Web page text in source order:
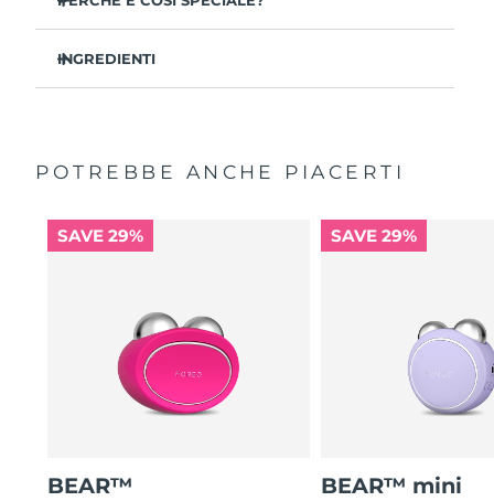
un’efficacia clinicamente testata.
Aumenta l’idratazione cutanea del 46% in 2 ore con
Formula nutriente con 5 forme di acido ialuronico,
INGREDIENTI
Caprylyl Glycol, Carbomer, Tromethamine, Hydrogenated
Sodium Hyaluronate Crosspolymer, Hydrolyzed
Glycosaminoglycans, Potassium Phosphate, Sodium
POTREBBE ANCHE PIACERTI
SAVE 29%
BEAR™
SAVE 29%
BEAR™ mini